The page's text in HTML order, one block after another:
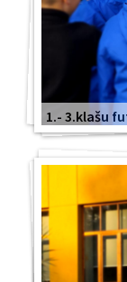
1.- 3.klašu